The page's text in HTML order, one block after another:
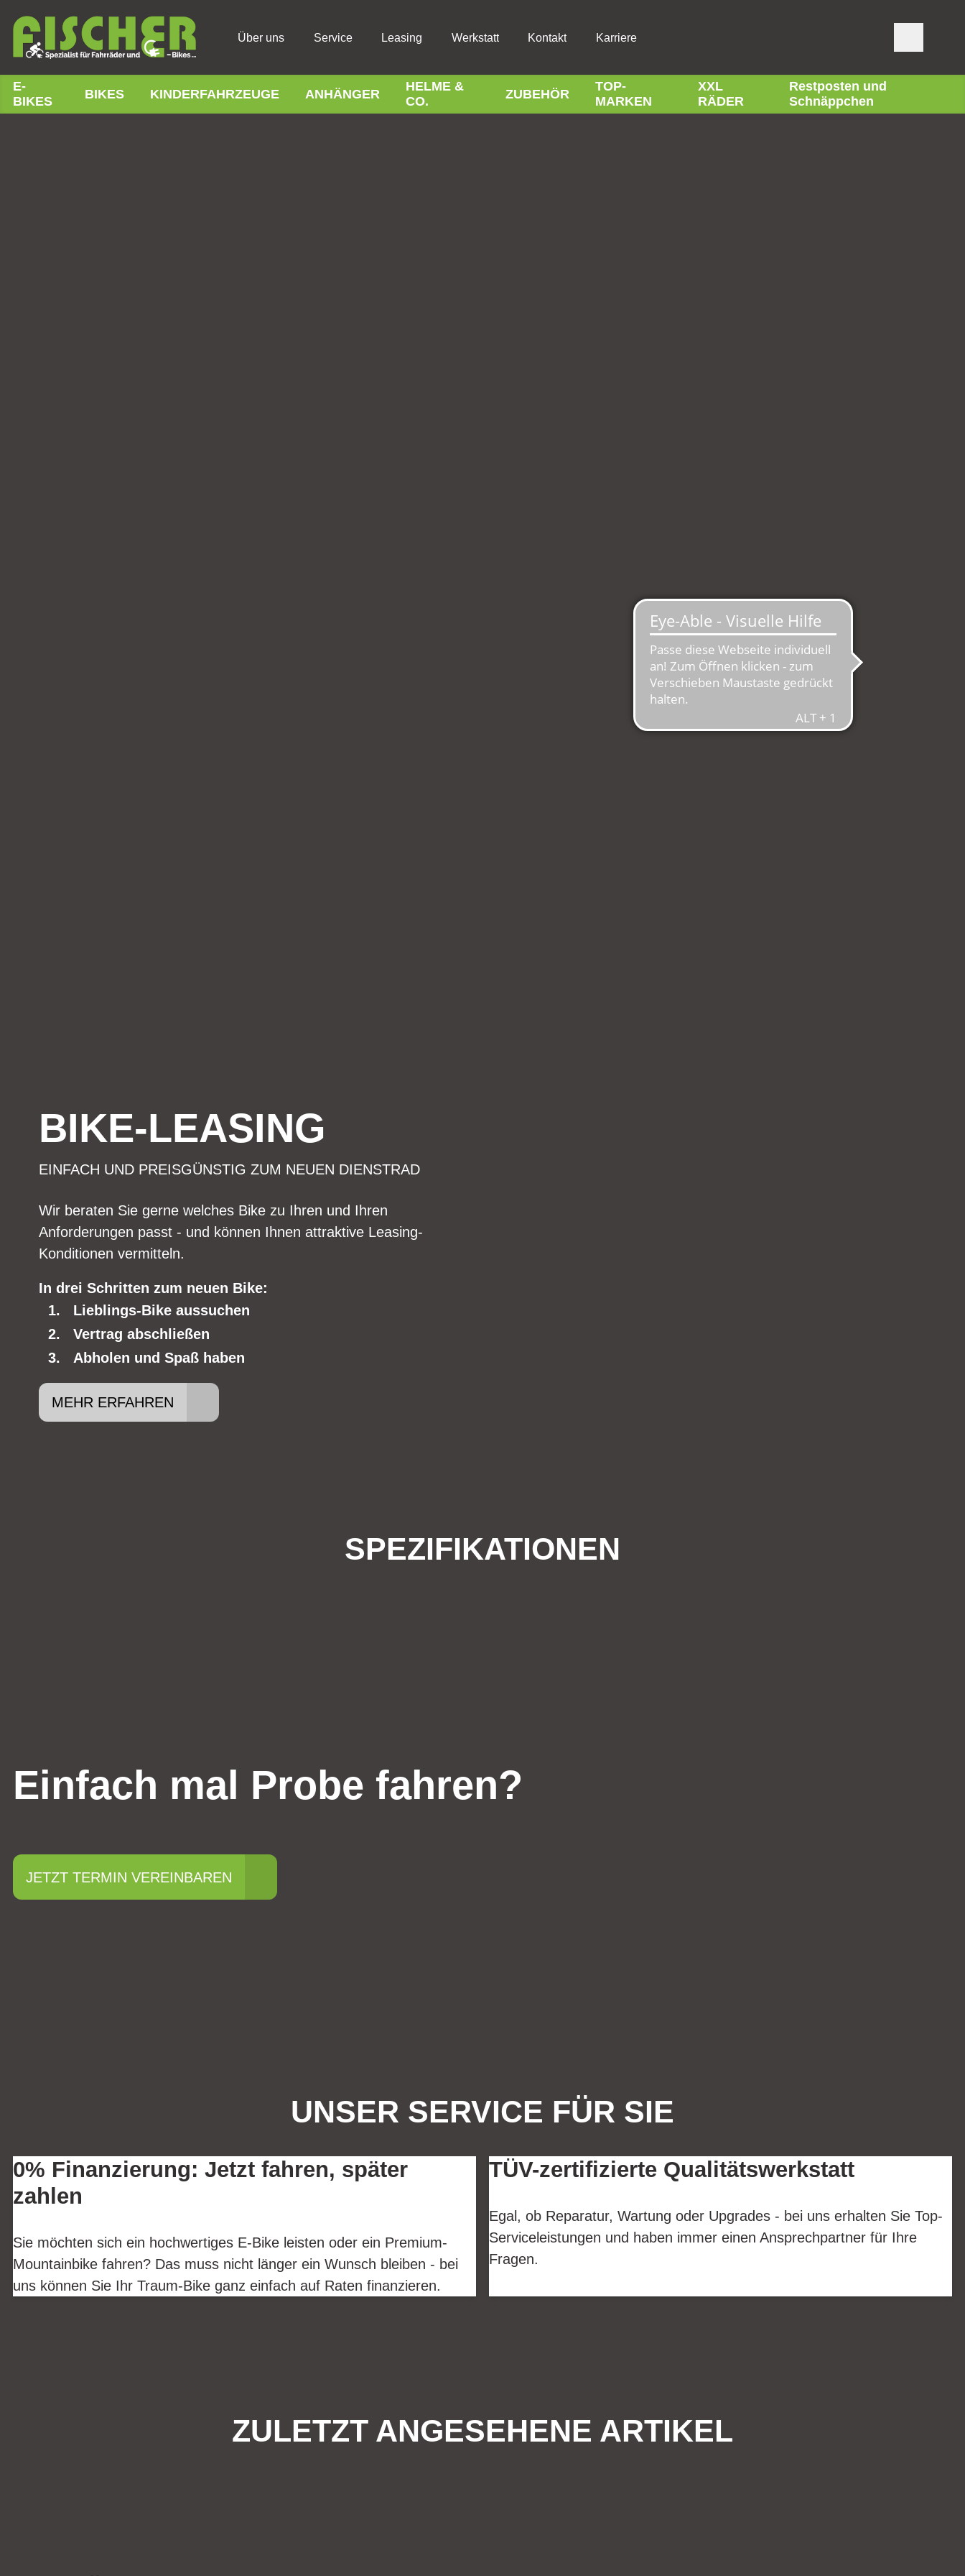
Über uns Service Leasing Werkstatt Kontakt Karriere
E-
BIKES
BIKES KINDERFAHRZEUGE ANHÄNGER
HELME &
CO.
ZUBEHÖR
TOP-
MARKEN
XXL
RÄDER
Restposten und
Schnäppchen
BIKE-LEASING
EINFACH UND PREISGÜNSTIG ZUM NEUEN DIENSTRAD
Wir beraten Sie gerne welches Bike zu Ihren und Ihren
Anforderungen passt - und können Ihnen attraktive Leasing-
Konditionen vermitteln.
In drei Schritten zum neuen Bike:
Lieblings-Bike aussuchen
Vertrag abschließen
Abholen und Spaß haben
MEHR ERFAHREN
SPEZIFIKATIONEN
Einfach mal Probe fahren?
JETZT TERMIN VEREINBAREN
UNSER SERVICE FÜR SIE
0% Finanzierung: Jetzt fahren, später
zahlen
Sie möchten sich ein hochwertiges E-Bike leisten oder ein Premium-
Mountainbike fahren? Das muss nicht länger ein Wunsch bleiben - bei
uns können Sie Ihr Traum-Bike ganz einfach auf Raten finanzieren.
TÜV-zertifizierte Qualitätswerkstatt
Egal, ob Reparatur, Wartung oder Upgrades - bei uns erhalten Sie Top-
Serviceleistungen und haben immer einen Ansprechpartner für Ihre
Fragen.
ZULETZT ANGESEHENE ARTIKEL